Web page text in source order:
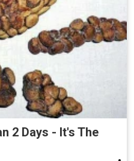
2 Days - It's The